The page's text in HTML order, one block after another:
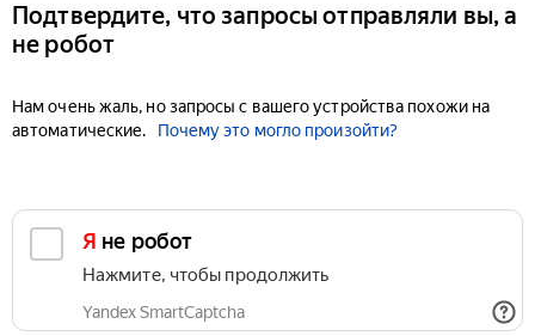
Подтвердите, что запросы отправляли вы, а
не робот
Нам очень жаль, но запросы с вашего устройства похожи на
автоматические.
Почему это могло произойти?
Я не робот
Нажмите, чтобы продолжить
Yandex SmartCaptcha